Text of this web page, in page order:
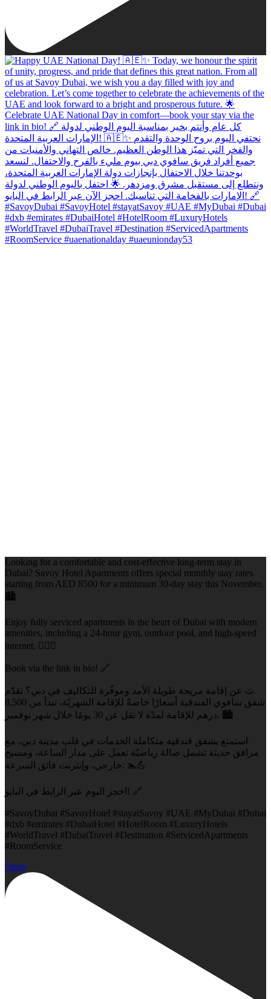
Looking for a comfortable and cost-effective long-term stay in
Dubai? Savoy Hotel Apartments offers special monthly stay rates
starting from AED 8500 for a minimum 30-day stay this November.
🏙️
Enjoy fully serviced apartments in the heart of Dubai with modern
amenities, including a 24-hour gym, outdoor pool, and high-speed
internet. 🏊‍♂️💪
Book via the link in bio! 🔗
ث عن إقامة مريحة طويلة الأمد وموفّرة للتكاليف في دبي؟ تقدّم
شقق سافوي الفندقية أسعارًا خاصةً للإقامة الشهريّة، تبدأ من 8,500
درهم للإقامة لمدّة لا تقل عن 30 يومًا خلال شهر نوفمبر. 🏙️
استمتع بشقق فندقية متكاملة الخدمات في قلب مدينة دبي، مع
مرافق حديثة تشمل صالة رياضيّة تعمل على مدار الساعة، ومسبح
خارجي، وإنترنت فائق السرعة. 🏊💪
احجز اليوم عبر الرابط في البايو! 🔗
#SavoyDubai #SavoyHotel #stayatSavoy #UAE #MyDubai #Dubai
#dxb #emirates #DubaiHotel #HotelRoom #LuxuryHotels
#WorldTravel #DubaiTravel #Destination #ServicedApartments
#RoomService
Open